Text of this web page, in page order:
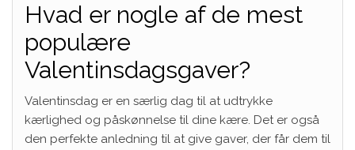
Hvad er nogle af de mest
populære
Valentinsdagsgaver?
Valentinsdag er en særlig dag til at udtrykke
kærlighed og påskønnelse til dine kære. Det er også
den perfekte anledning til at give gaver, der får dem til